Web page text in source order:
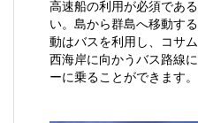
高速船の利用が必須であ
い。島から群島へ移動す
動はバスを利用し、コサ
西海岸に向かうバス路線
ーに乗ることができます。